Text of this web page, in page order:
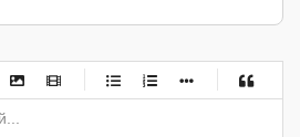
-
-